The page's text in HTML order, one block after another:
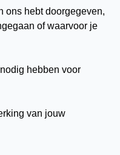
ons hebt doorgegeven,
of waarvoor je
hebben voor
van jouw